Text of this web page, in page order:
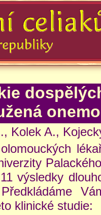
Kolek A.,
výsledky
klinické studie: